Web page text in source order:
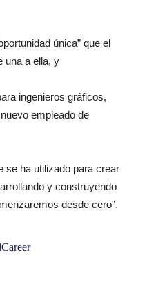
única” que el
una a ella, y
ingenieros gráficos,
empleado de
se ha utilizado para crear
y construyendo
desde cero”.